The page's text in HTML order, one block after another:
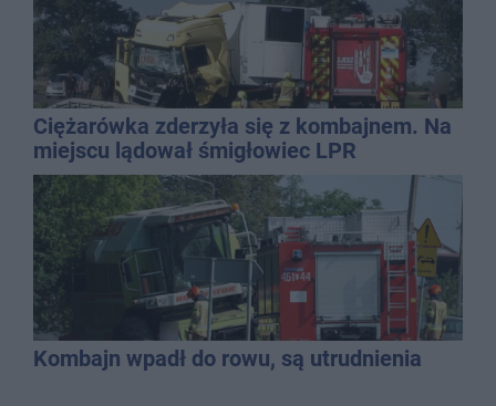
Ciężarówka zderzyła się z kombajnem. Na
miejscu lądował śmigłowiec LPR
Kombajn wpadł do rowu, są utrudnienia